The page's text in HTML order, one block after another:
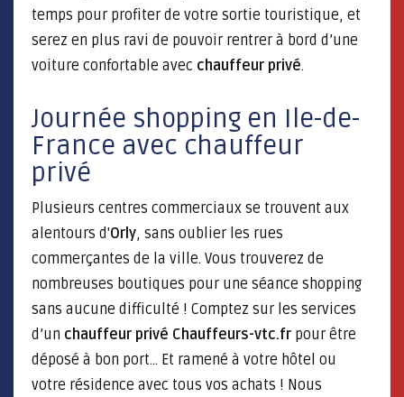
temps pour profiter de votre sortie touristique, et
serez en plus ravi de pouvoir rentrer à bord d’une
voiture confortable avec chauffeur privé.
Journée shopping en Ile-de-
France avec chauffeur
privé
Plusieurs centres commerciaux se trouvent aux
alentours d'Orly, sans oublier les rues
commerçantes de la ville. Vous trouverez de
nombreuses boutiques pour une séance shopping
sans aucune difficulté ! Comptez sur les services
d’un chauffeur privé Chauffeurs-vtc.fr pour être
déposé à bon port… Et ramené à votre hôtel ou
votre résidence avec tous vos achats ! Nous